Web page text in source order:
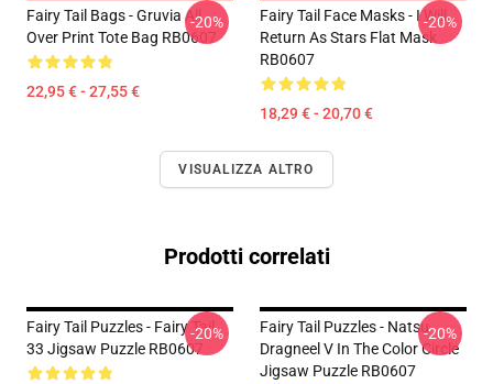
Fairy Tail Bags - Gruvia All
Over Print Tote Bag RB0607
22,95 € - 27,55 €
-20%
Fairy Tail Face Masks - I Will
Return As Stars Flat Mask
RB0607
18,29 € - 20,70 €
-20%
VISUALIZZA ALTRO
Prodotti correlati
Fairy Tail Puzzles - Fairy Tail
33 Jigsaw Puzzle RB0607
-20%
Fairy Tail Puzzles - Natsu
Dragneel V In The Color Circle
Jigsaw Puzzle RB0607
-20%